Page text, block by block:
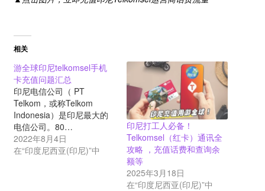
相关
游全球印尼telkomsel手机
卡充值问题汇总
印尼电信公司（ PT
Telkom，或称Telkom
Indonesia）是印尼最大的
电信公司。80…
2022年8月4日
在“印度尼西亚(印尼)”中
印尼打工人必备！
Telkomsel（红卡）通讯全
攻略 ，充值话费和查询余
额等
2025年3月18日
在“印度尼西亚(印尼)”中